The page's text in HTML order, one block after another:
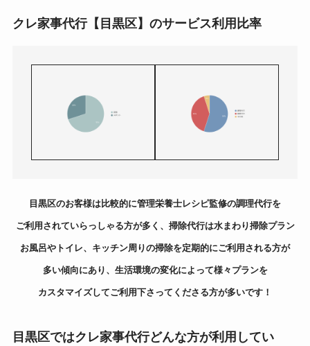
クレ家事代行【目黒区】のサービス利用比率
目黒区のお客様は比較的に管理栄養士レシピ監修の調理代行を
ご利用されていらっしゃる方が多く、掃除代行は水まわり掃除プラン
お風呂やトイレ、キッチン周りの掃除を定期的にご利用される方が
多い傾向にあり、生活環境の変化によって様々プランを
カスタマイズしてご利用下さってくださる方が多いです！
目黒区ではクレ家事代行どんな方が利用してい